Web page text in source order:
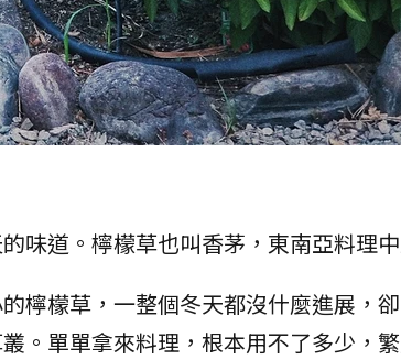
味道。檸檬草也叫香茅，東南亞料理
檸檬草，一整個冬天都沒什麼進展，
。單單拿來料理，根本用不了多少，